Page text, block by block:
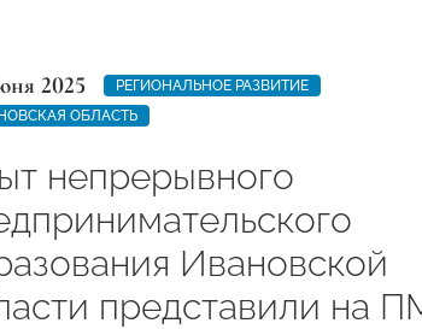
2025
РЕГИОНАЛЬНОЕ РАЗВИТИЕ
ОБЛАСТЬ
непрерывного
Ивановской
представили на